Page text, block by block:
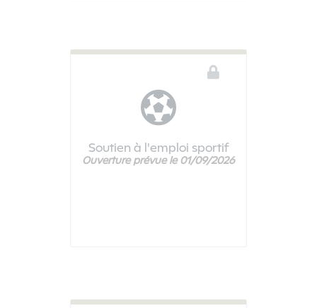
Soutien à l'emploi sportif
Ce téléservice n'est pas disponible
Ouverture prévue le 01/09/2026